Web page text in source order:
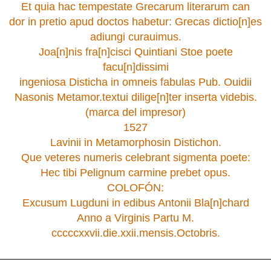
Et quia hac tempestate Grecarum literarum can
dor in pretio apud doctos habetur: Grecas dictio[n]es
adiungi curauimus.
Joa[n]nis fra[n]cisci Quintiani Stoe poete
facu[n]dissimi
ingeniosa Disticha in omneis fabulas Pub. Ouidii
Nasonis Metamor.textui dilige[n]ter inserta videbis.
(marca del impresor)
1527
Lavinii in Metamorphosin Distichon.
Que veteres numeris celebrant sigmenta poete:
Hec tibi Pelignum carmine prebet opus.
COLOFÓN:
Excusum Lugduni in edibus Antonii Bla[n]chard
Anno a Virginis Partu M.
cccccxxvii.die.xxii.mensis.Octobris.